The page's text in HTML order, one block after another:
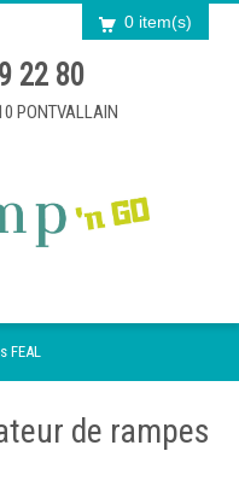
0 item(s)
22 80
PONTVALLAIN
de rampes